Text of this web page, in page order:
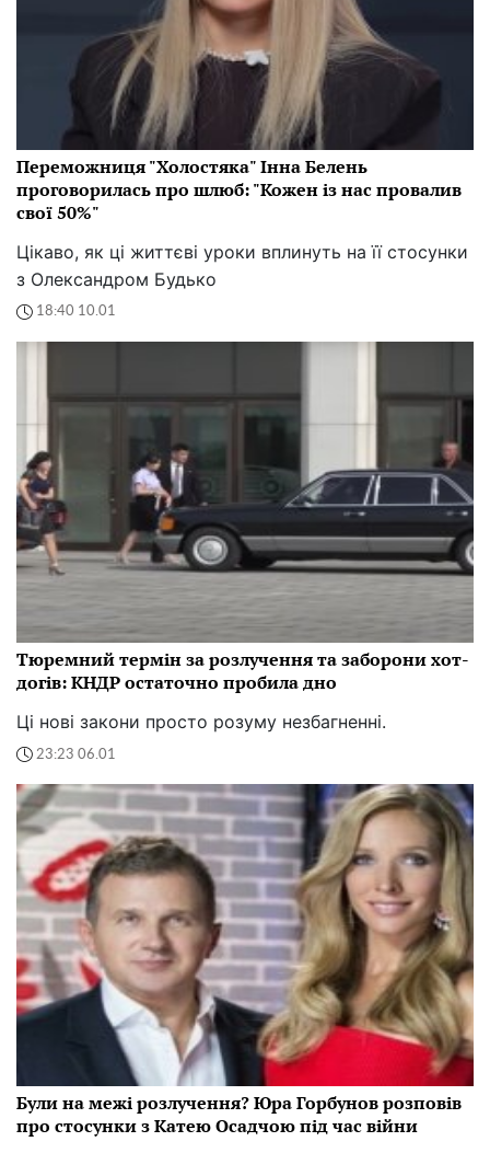
Переможниця "Холостяка" Інна Белень
проговорилась про шлюб: "Кожен із нас провалив
свої 50%"
Цікаво, як ці життєві уроки вплинуть на її стосунки
з Олександром Будько
18:40 10.01
Тюремний термін за розлучення та заборони хот-
догів: КНДР остаточно пробила дно
Ці нові закони просто розуму незбагненні.
23:23 06.01
Були на межі розлучення? Юра Горбунов розповів
про стосунки з Катею Осадчою під час війни